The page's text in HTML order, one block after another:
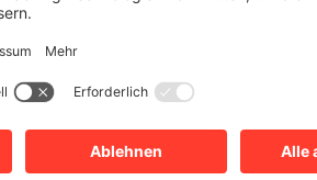
Einwohner mit Hauptwohnsitz und eine
dem Vorjahr stieg die
steht Heilbronn an 7. Stelle.